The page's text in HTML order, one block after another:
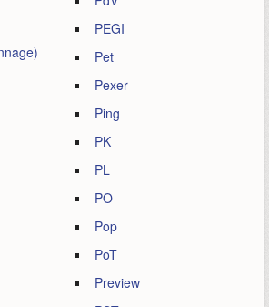
PEGI
Pet
Pexer
Ping
PK
PL
PO
Pop
PoT
Preview